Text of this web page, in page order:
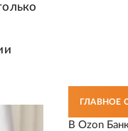
ГЛАВНОЕ
В Ozon